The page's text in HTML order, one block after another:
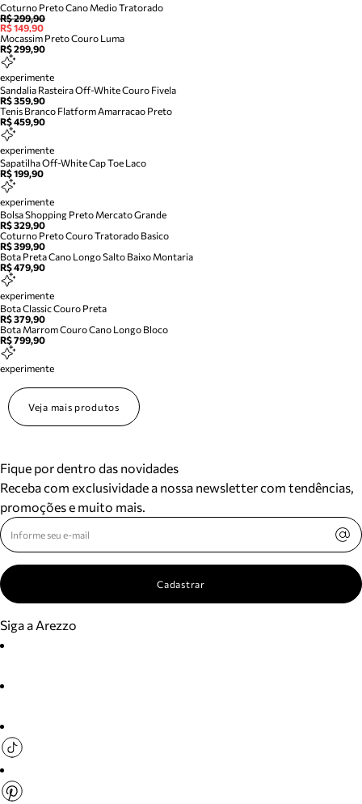
Coturno Preto Cano Medio Tratorado
R$ 299,90
R$ 149,90
Mocassim Preto Couro Luma
R$ 299,90
experimente
Sandalia Rasteira Off-White Couro Fivela
R$ 359,90
Tenis Branco Flatform Amarracao Preto
R$ 459,90
experimente
Sapatilha Off-White Cap Toe Laco
R$ 199,90
experimente
Bolsa Shopping Preto Mercato Grande
R$ 329,90
Coturno Preto Couro Tratorado Basico
R$ 399,90
Bota Preta Cano Longo Salto Baixo Montaria
R$ 479,90
experimente
Bota Classic Couro Preta
R$ 379,90
Bota Marrom Couro Cano Longo Bloco
R$ 799,90
experimente
Veja mais produtos
Fique por dentro das novidades
Receba com exclusividade a nossa newsletter com tendências,
promoções e muito mais.
Cadastrar
Siga a Arezzo